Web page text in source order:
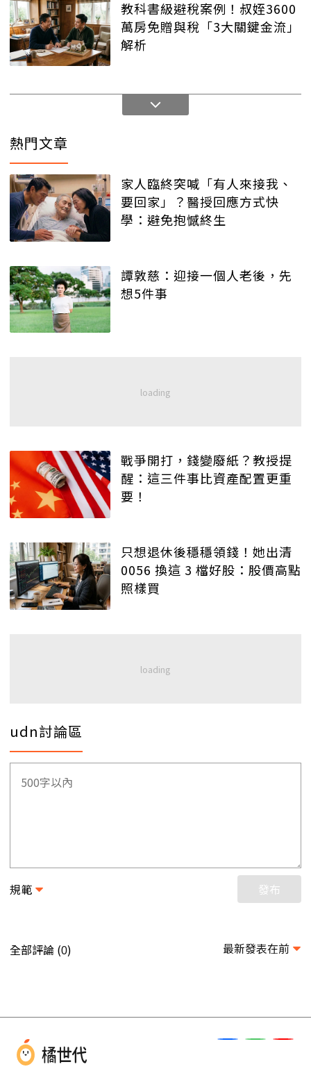
教科書級避稅案例！叔姪3600
萬房免贈與稅「3大關鍵金流」
解析
熱門文章
家人臨終突喊「有人來接我、
要回家」？醫授回應方式快
學：避免抱憾終生
譚敦慈：迎接一個人老後，先
想5件事
戰爭開打，錢變廢紙？教授提
醒：這三件事比資產配置更重
要！
只想退休後穩穩領錢！她出清
0056 換這 3 檔好股：股價高點
照樣買
udn討論區
規範 發布
全部評論 (0) 最新發表在前